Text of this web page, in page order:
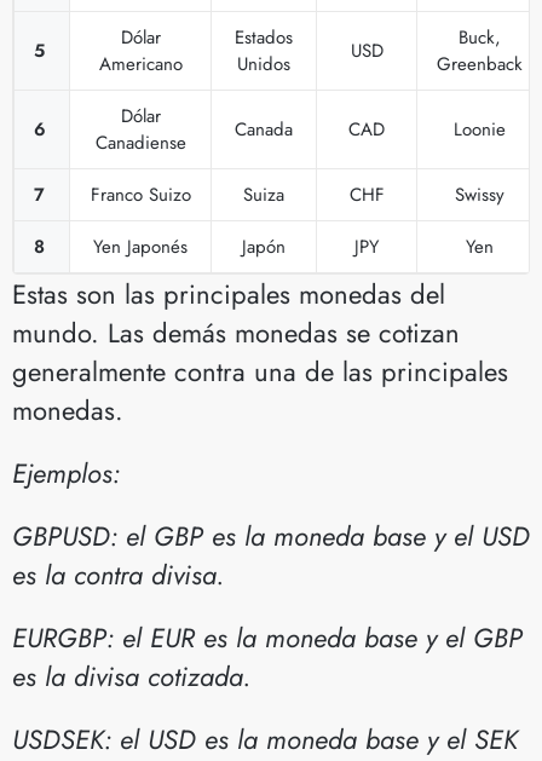
5
Dólar
Americano
Estados
Unidos
USD
Buck,
Greenback
6
Dólar
Canadiense
Canada CAD Loonie
7 Franco Suizo Suiza CHF
Swissy
8
Yen Japonés Japón JPY Yen
Estas son las principales monedas del
mundo. Las demás monedas se cotizan
generalmente contra una de las principales
monedas.
Ejemplos:
GBPUSD: el GBP es la moneda base y el USD
es la contra divisa.
EURGBP: el EUR es la moneda base y el GBP
es la divisa cotizada.
USDSEK: el USD es la moneda base y el SEK